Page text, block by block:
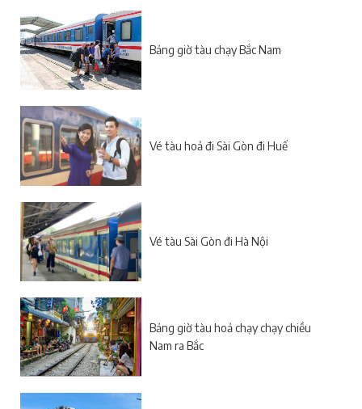
Bảng giờ tàu chạy Bắc Nam
Vé tàu hoả đi Sài Gòn đi Huế
Vé tàu Sài Gòn đi Hà Nội
Bảng giờ tàu hoả chạy chạy chiều
Nam ra Bắc